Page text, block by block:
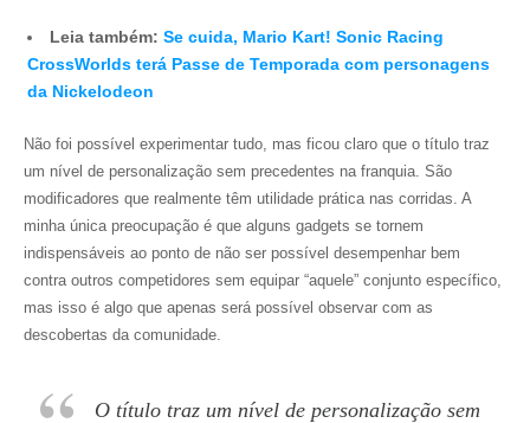
Leia também: Se cuida, Mario Kart! Sonic Racing
CrossWorlds terá Passe de Temporada com personagens
da Nickelodeon
Não foi possível experimentar tudo, mas ficou claro que o título traz
um nível de personalização sem precedentes na franquia. São
modificadores que realmente têm utilidade prática nas corridas. A
minha única preocupação é que alguns gadgets se tornem
indispensáveis ao ponto de não ser possível desempenhar bem
contra outros competidores sem equipar “aquele” conjunto específico,
mas isso é algo que apenas será possível observar com as
descobertas da comunidade.
O título traz um nível de personalização sem